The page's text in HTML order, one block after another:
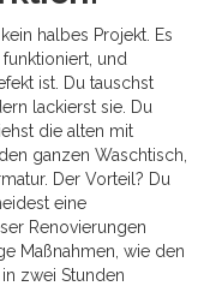
halbes Projekt. Es
und
ist. Du tauschst
lackierst sie. Du
die alten mit
ganzen Waschtisch,
Der Vorteil? Du
eine
Renovierungen
Maßnahmen, wie den
zwei Stunden